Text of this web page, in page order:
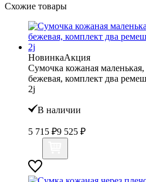
Схожие товары
НовинкаАкция
Сумочка кожаная
бежевая, комплект два
2j
В наличии
5 715 ₽9 525 ₽